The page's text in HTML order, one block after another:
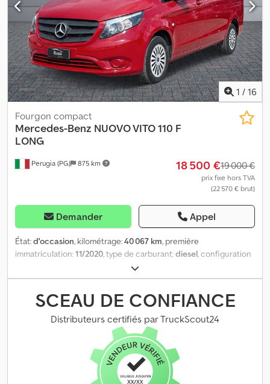
1 / 16
Perugia (PG) 875 km
Fourgon compact
Mercedes-Benz NUOVO VITO 110 F
LONG
18 500 €19 000 €
prix fixe hors TVA
(22 570 € brut)
Demander Appel
État:d'occasion, kilométrage:40 067 km, première
immatriculation:11/2020, type de carburant:diesel, configuration
, type d'engrenage:
classe d'émission:Euro 6, suspension:acier, nombre de sièges:3,
Équipement:climatisation, direction assistée, Les présentes
informations ne constituent pas un élément contractuel.
Dwedpeuu Ul Uofx Aqrja
SCEAU DE CONFIANCE
Distributeurs certifiés par TruckScout24